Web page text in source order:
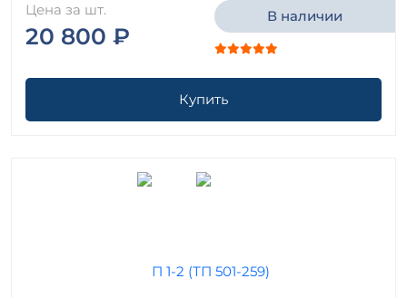
Цена за шт.
20 800 ₽
В наличии
Купить